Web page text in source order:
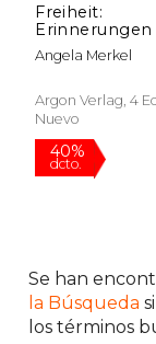
40%
dcto.
Freiheit:
Erinnerungen
2021 (en
Angela Merkel
Argon Verlag, 4
Nuevo
Se han
la Búsqueda
los términos